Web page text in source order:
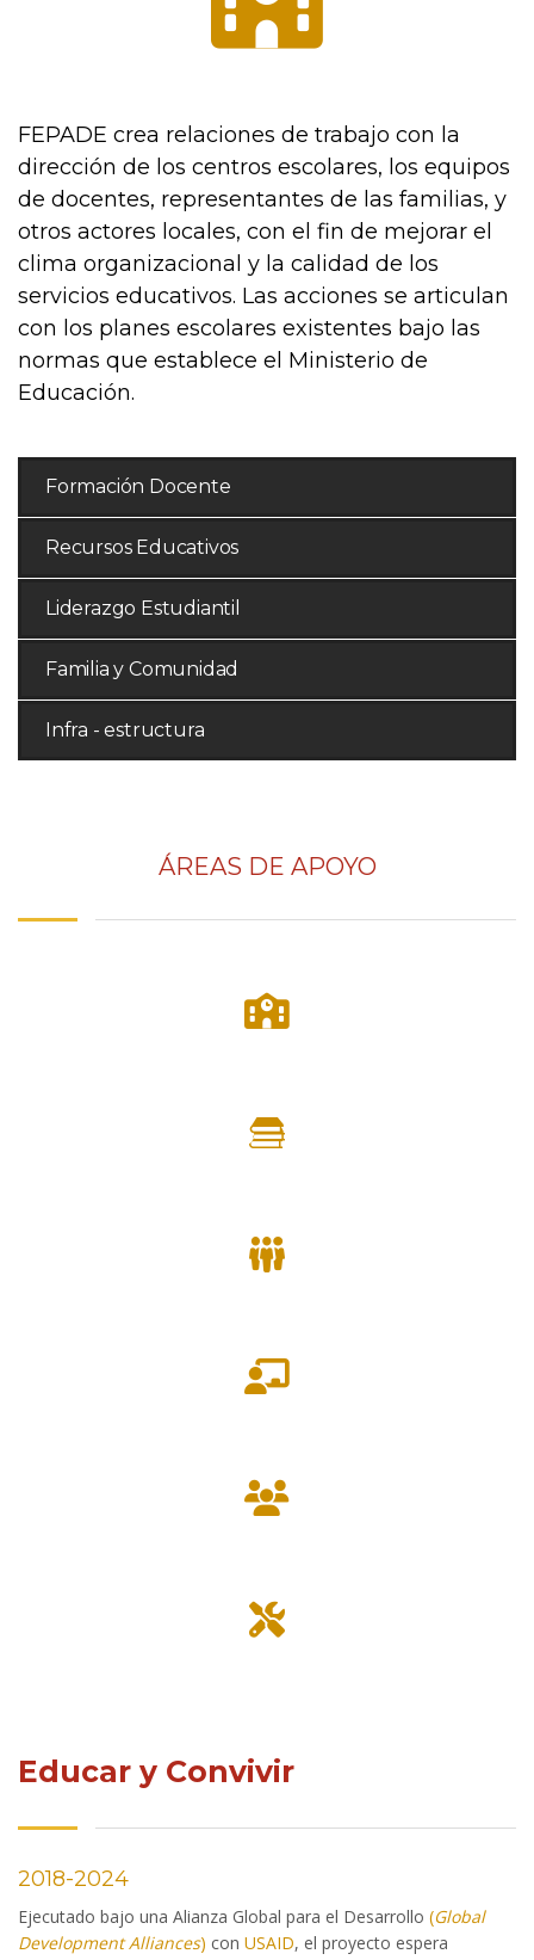
FEPADE crea relaciones de trabajo con la
dirección de los centros escolares, los equipos
de docentes, representantes de las familias, y
otros actores locales, con el fin de mejorar el
clima organizacional y la calidad de los
servicios educativos. Las acciones se articulan
con los planes escolares existentes bajo las
normas que establece el Ministerio de
Educación.
Formación Docente
Recursos Educativos
Liderazgo Estudiantil
Familia y Comunidad
Infra - estructura
ÁREAS DE APOYO
Educar y Convivir
2018-2024
Ejecutado bajo una Alianza Global para el Desarrollo (Global
Development Alliances) con USAID, el proyecto espera